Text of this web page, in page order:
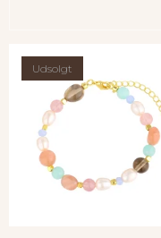
Udsolgt